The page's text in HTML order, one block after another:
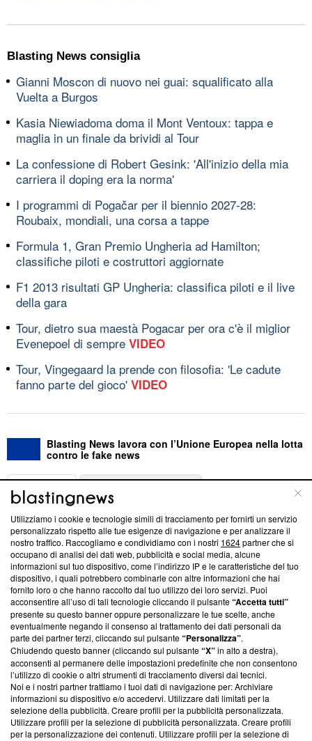
Blasting News consiglia
Gianni Moscon di nuovo nei guai: squalificato alla
Vuelta a Burgos
Kasia Niewiadoma doma il Mont Ventoux: tappa e
maglia in un finale da brividi al Tour
La confessione di Robert Gesink: 'All'inizio della mia
carriera il doping era la norma'
I programmi di Pogačar per il biennio 2027-28:
Roubaix, mondiali, una corsa a tappe
Formula 1, Gran Premio Ungheria ad Hamilton;
classifiche piloti e costruttori aggiornate
F1 2013 risultati GP Ungheria: classifica piloti e il live
della gara
Tour, dietro sua maestà Pogacar per ora c'è il miglior
Evenepoel di sempre VIDEO
Tour, Vingegaard la prende con filosofia: 'Le cadute
fanno parte del gioco' VIDEO
Blasting News lavora con l’Unione Europea nella lotta
contro le fake news
ABOUT
Questa sezione offre informazioni trasparenti su Blasting
News, sui nostri processi editoriali e su come ci impegniamo a
creare news di qualità. Inoltre, afferma la nostra aderenza a
‘Trust Project - News with Integrity’Blasting News non è
ancora membro del programma, ma ha richiesto di farne
parte; Trust Project non ha ancora effettuato una verifica di
conformità agli standard.
Su di noi
Team editoriale
Corporate
Redazione
Utilizziamo i cookie e tecnologie simili di tracciamento per fornirti un servizio
personalizzato rispetto alle tue esigenze di navigazione e per analizzare il
nostro traffico. Raccogliamo e condividiamo con i nostri 1624partner che si
occupano di analisi dei dati web, pubblicità e social media, alcune
informazioni sul tuo dispositivo, come l’indirizzo IP e le caratteristiche del tuo
dispositivo, i quali potrebbero combinarle con altre informazioni che hai
fornito loro o che hanno raccolto dal tuo utilizzo dei loro servizi. Puoi
acconsentire all’uso di tali tecnologie cliccando il pulsante“Accetta tutti”
presente su questo banner oppure personalizzare le tue scelte, anche
eventualmente negando il consenso al trattamento dei dati personali da
parte dei partner terzi, cliccando sul pulsante“Personalizza”.
Chiudendo questo banner (cliccando sul pulsante“X”in alto a destra),
acconsenti al permanere delle impostazioni predefinite che non consentono
l’utilizzo di cookie o altri strumenti di tracciamento diversi dai tecnici.
Noi e i nostri partner trattiamo i tuoi dati di navigazione per: Archiviare
informazioni su dispositivo e/o accedervi. Utilizzare dati limitati per la
selezione della pubblicità. Creare profili per la pubblicità personalizzata.
Utilizzare profili per la selezione di pubblicità personalizzata. Creare profili
per la personalizzazione dei contenuti. Utilizzare profili per la selezione di